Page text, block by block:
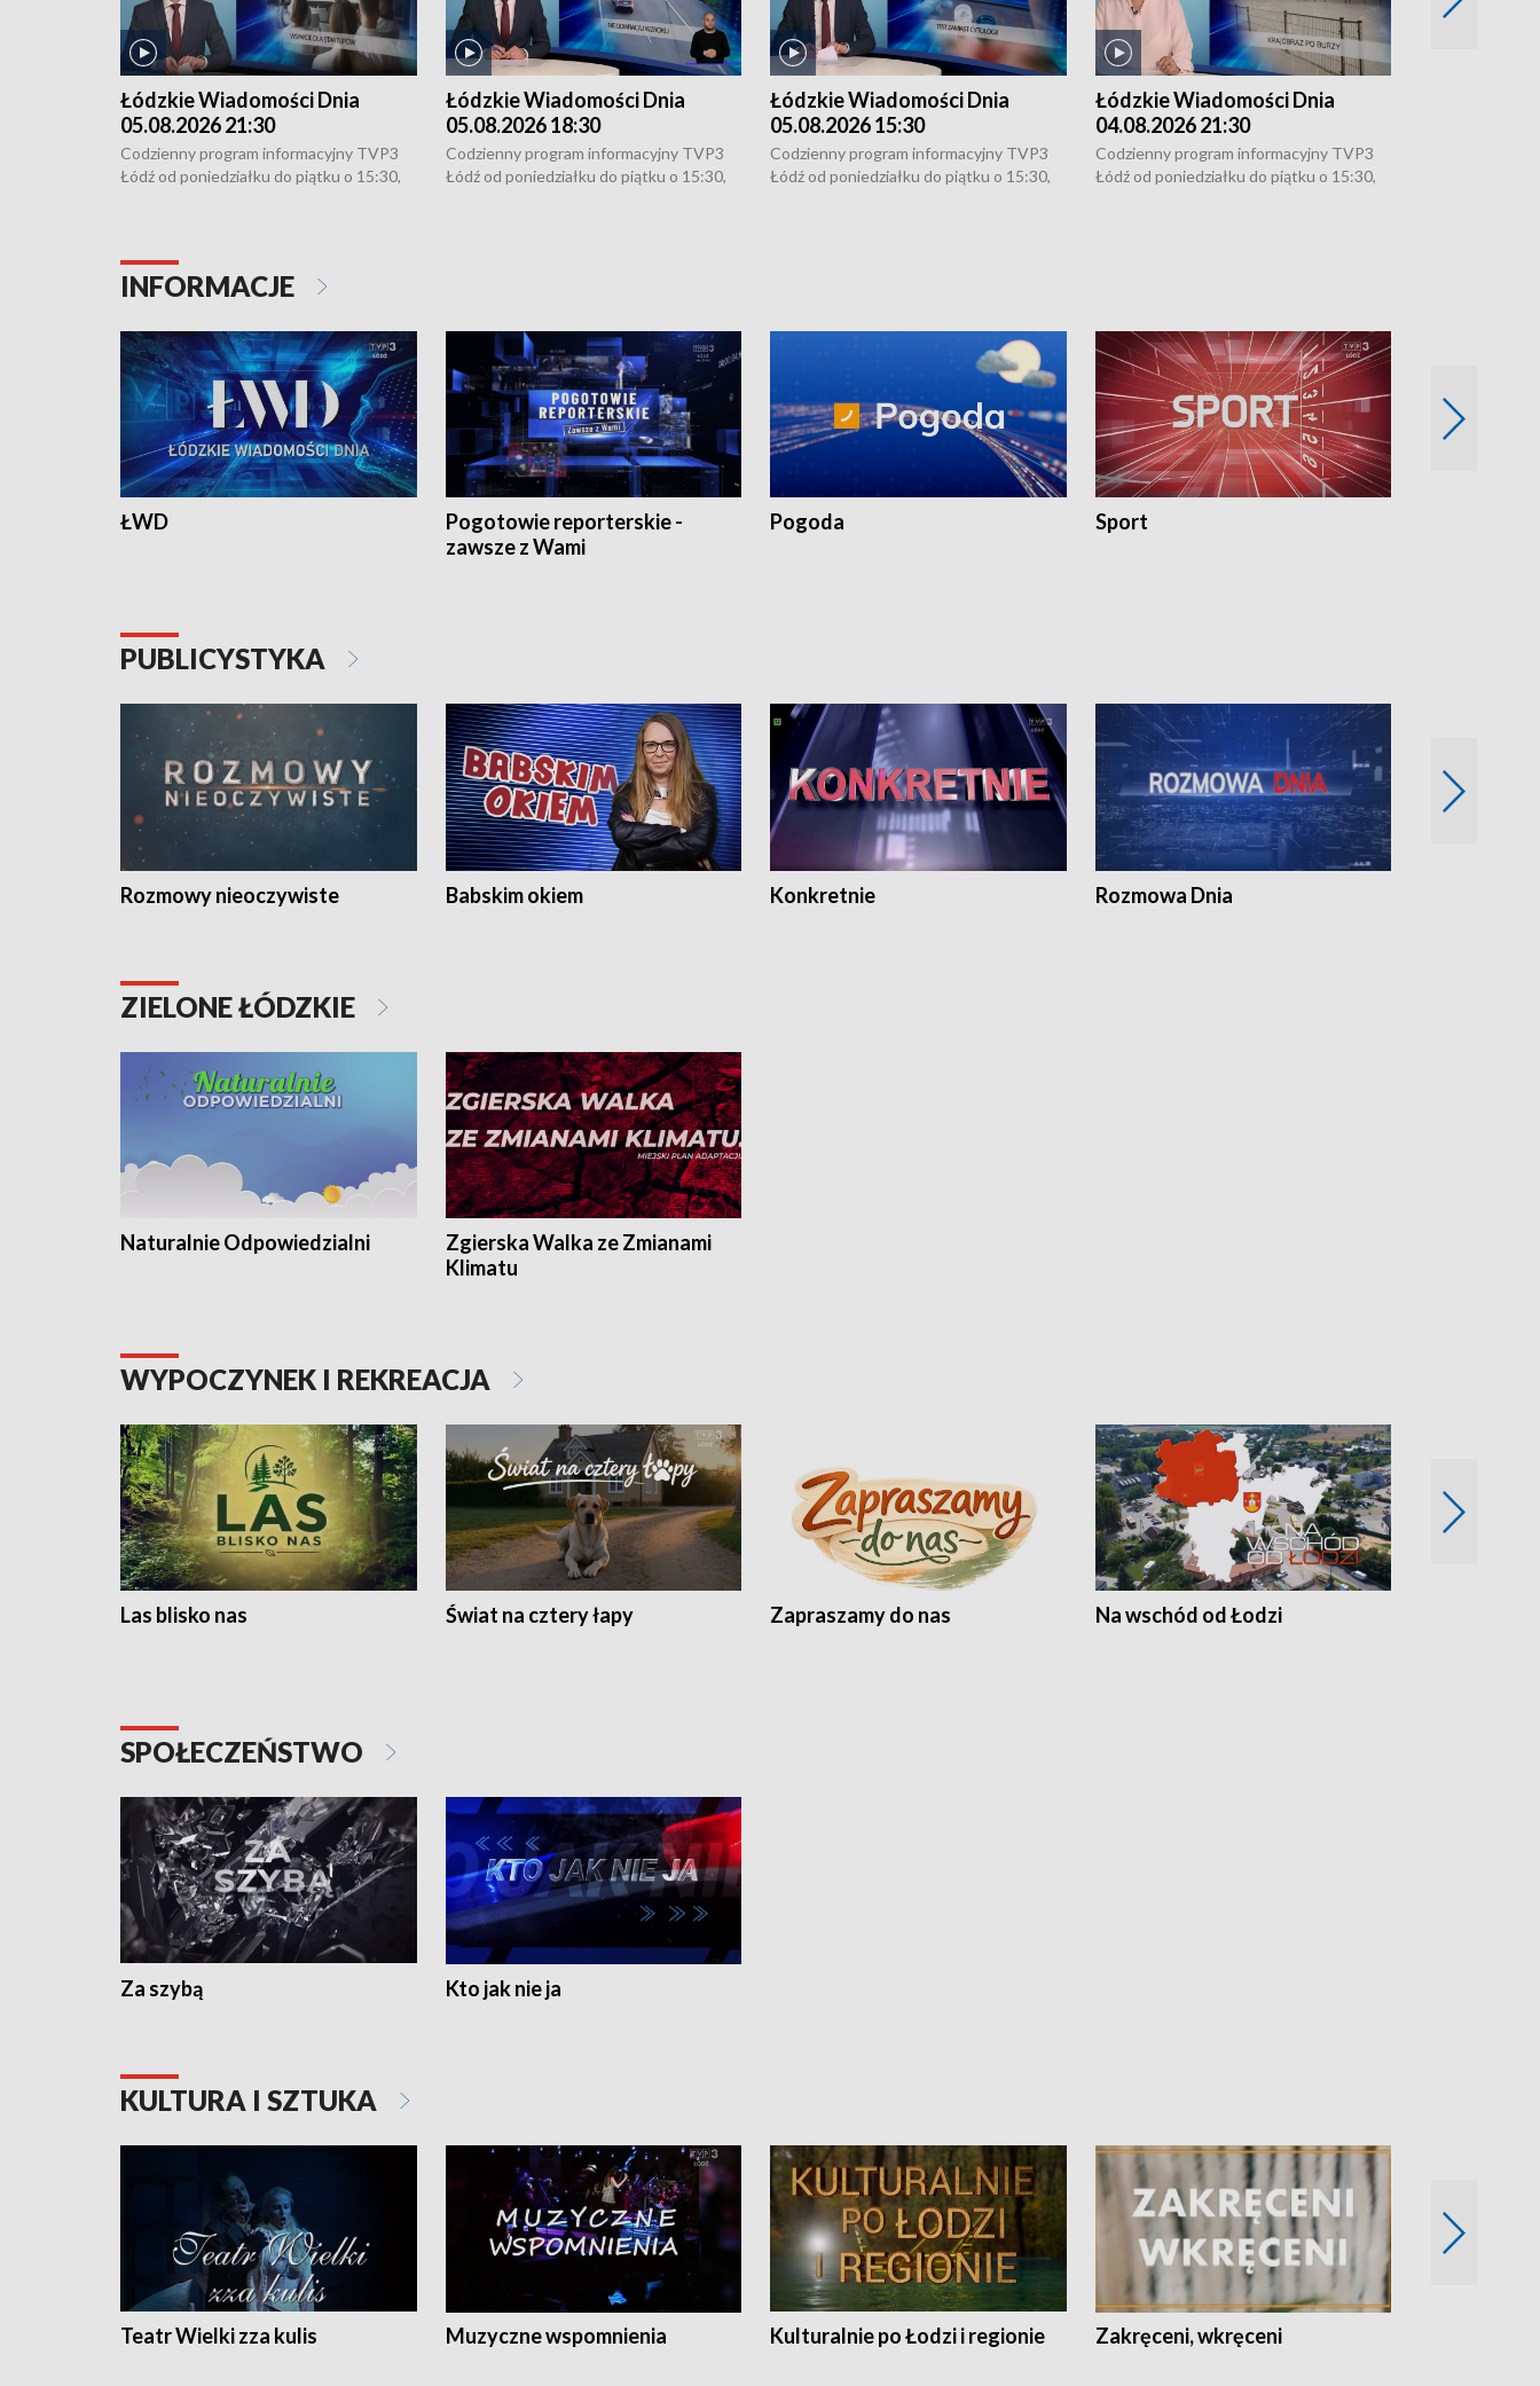
Łódzkie Wiadomości Dnia
05.08.2026 21:30
Codzienny program informacyjny TVP3
Łódź od poniedziałku do piątku o 15:30,
Łódzkie Wiadomości Dnia
05.08.2026 18:30
Codzienny program informacyjny TVP3
Łódź od poniedziałku do piątku o 15:30,
Łódzkie Wiadomości Dnia
05.08.2026 15:30
Codzienny program informacyjny TVP3
Łódź od poniedziałku do piątku o 15:30,
Łódzkie Wiadomości Dnia
04.08.2026 21:30
Codzienny program informacyjny TVP3
Łódź od poniedziałku do piątku o 15:30,
INFORMACJE
ŁWD
Pogotowie reporterskie -
zawsze z Wami
Pogoda Sport
PUBLICYSTYKA
Rozmowy nieoczywiste Babskim okiem Konkretnie Rozmowa Dnia
ZIELONE ŁÓDZKIE
Naturalnie Odpowiedzialni
Zgierska Walka ze Zmianami
Klimatu
WYPOCZYNEK I REKREACJA
Las blisko nas Świat na cztery łapy Zapraszamy do nas Na wschód od Łodzi
SPOŁECZEŃSTWO
Za szybą Kto jak nie ja
KULTURA I SZTUKA
Teatr Wielki zza kulis Muzyczne wspomnienia Kulturalnie po Łodzi i regionie Zakręceni, wkręceni